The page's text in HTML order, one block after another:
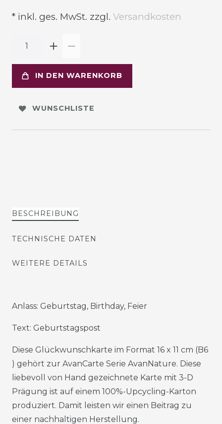
* inkl. ges. MwSt. zzgl. Versandkosten
IN DEN WARENKORB
WUNSCHLISTE
BESCHREIBUNG
TECHNISCHE DATEN
WEITERE DETAILS
Anlass: Geburtstag, Birthday, Feier
Text: Geburtstagspost
Diese Glückwunschkarte im Format 16 x 11 cm (B6
) gehört zur AvanCarte Serie AvanNature. Diese
liebevoll von Hand gezeichnete Karte mit 3-D
Prägung ist auf einem 100%-Upcycling-Karton
produziert. Damit leisten wir einen Beitrag zu
einer nachhaltigen Herstellung.